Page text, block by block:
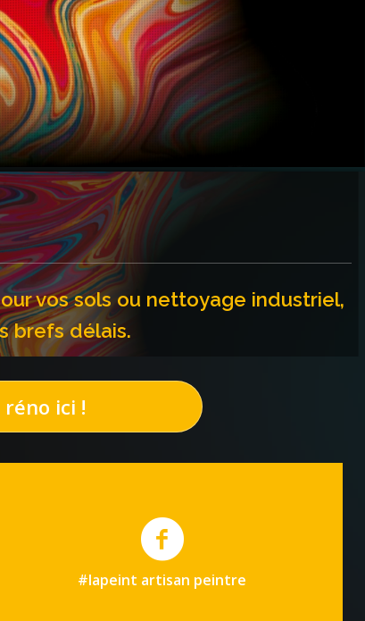
vos sols ou nettoyage industriel,
brefs délais.
ici !
#lapeint artisan peintre